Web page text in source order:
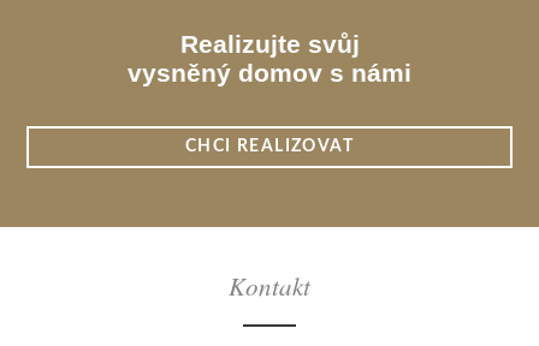
Realizujte svůj
vysněný domov s námi
CHCI REALIZOVAT
Kontakt